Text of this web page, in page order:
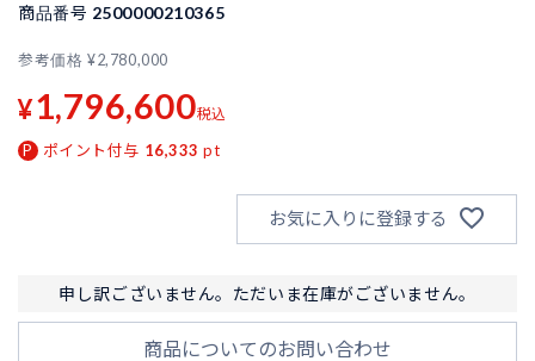
商品番号 2500000210365
参考価格 ¥2,780,000
¥1,796,600税込
ポイント付与 16,333 pt
お気に入りに登録する
申し訳ございません。ただいま在庫がございません。
商品についてのお問い合わせ